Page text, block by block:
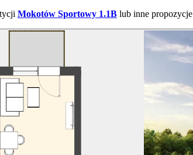
Mokotów Sportowy 1.1B lub inne propozycje